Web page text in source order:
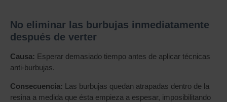
No eliminar las burbujas inmediatamente
después de verter
Causa: Esperar demasiado tiempo antes de aplicar técnicas
anti-burbujas.
Consecuencia: Las burbujas quedan atrapadas dentro de la
resina a medida que ésta empieza a espesar, imposibilitando